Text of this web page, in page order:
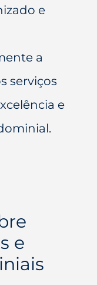
e
a
serviços
e
e